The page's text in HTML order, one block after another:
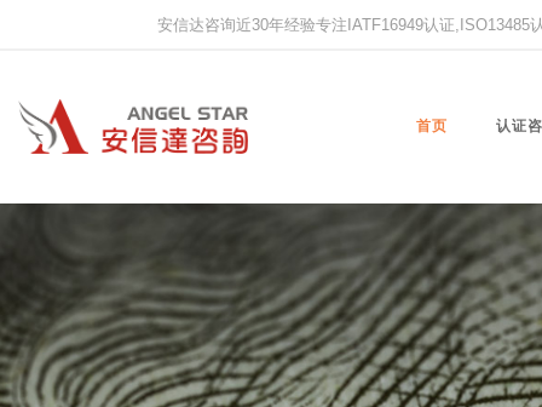
安信达咨询近30年经验专注IATF16949认证
首页 认证